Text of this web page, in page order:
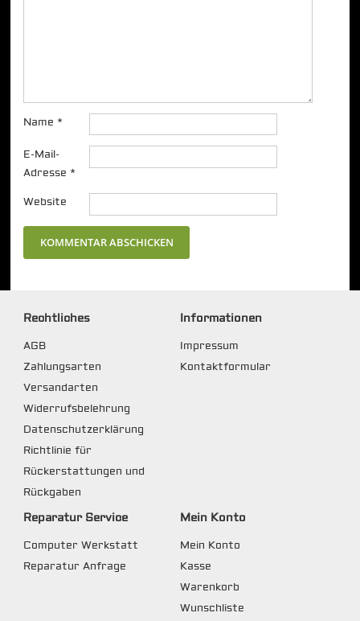
Name *
E-Mail-
Adresse *
Website
Rechtliches
AGB
Zahlungsarten
Versandarten
Widerrufsbelehrung
Datenschutzerklärung
Richtlinie für
Rückerstattungen und
Rückgaben
Informationen
Impressum
Kontaktformular
Reparatur Service
Computer Werkstatt
Reparatur Anfrage
Mein Konto
Mein Konto
Kasse
Warenkorb
Wunschliste